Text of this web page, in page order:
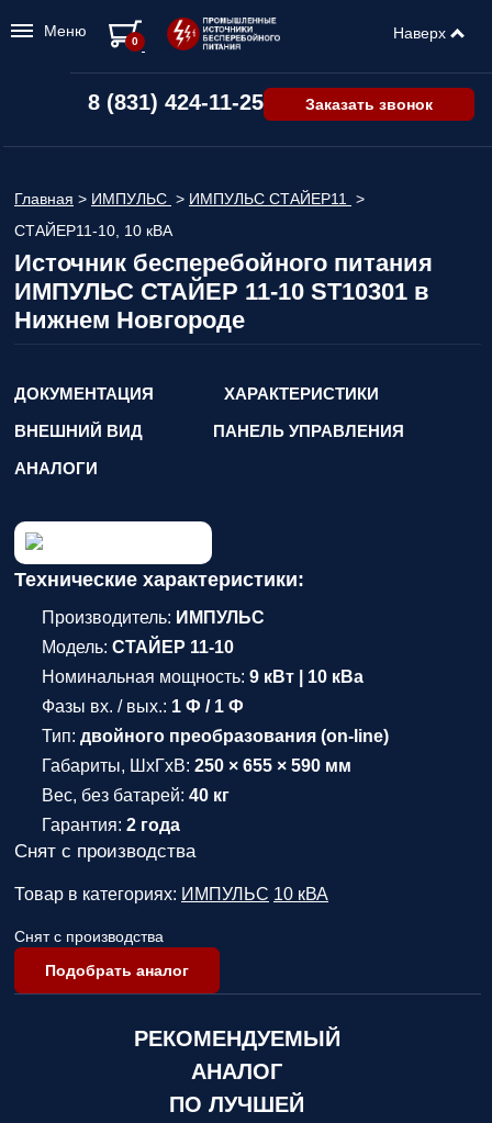
8 (831) 424-11-25 Заказать звонок
Главная > ИМПУЛЬС > ИМПУЛЬС СТАЙЕР11
>
СТАЙЕР11-10, 10 кВА
Источник бесперебойного питания
ИМПУЛЬС СТАЙЕР 11-10 ST10301 в
Нижнем Новгороде
ДОКУМЕНТАЦИЯ
ХАРАКТЕРИСТИКИ
ВНЕШНИЙ ВИД
ПАНЕЛЬ УПРАВЛЕНИЯ
АНАЛОГИ
Технические характеристики:
Производитель: ИМПУЛЬС
Модель: СТАЙЕР 11-10
Номинальная мощность: 9 кВт | 10 кВа
Фазы вх. / вых.: 1 Ф / 1 Ф
Тип: двойного преобразования (on-line)
Габариты, ШхГхВ: 250 × 655 × 590 мм
Вес, без батарей: 40 кг
Гарантия: 2 года
Снят с производства
Товар в категориях: ИМПУЛЬС 10 кВА
Снят с производства
Подобрать аналог
РЕКОМЕНДУЕМЫЙ
АНАЛОГ
ПО ЛУЧШЕЙ
Меню Наверх
0